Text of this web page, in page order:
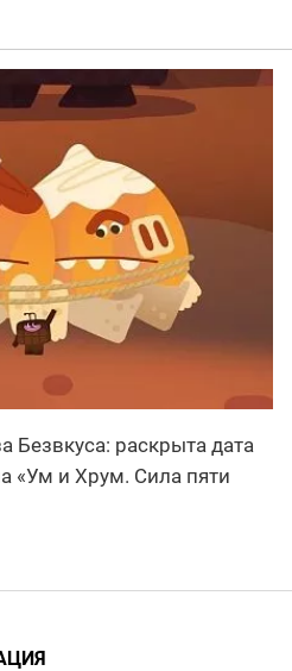
Безвкуса: раскрыта дата
«Ум и Хрум. Сила пяти